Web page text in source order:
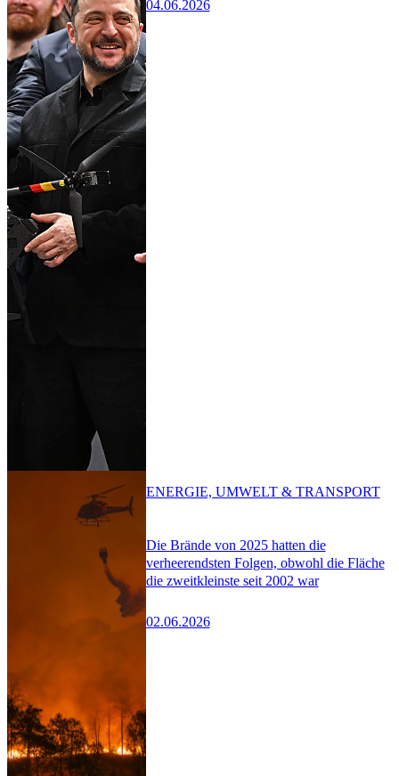
04.06.2026
Die Brände von 2025 hatten die
verheerendsten Folgen, obwohl die Fläche
die zweitkleinste seit 2002 war
02.06.2026
ENERGIE, UMWELT & TRANSPORT